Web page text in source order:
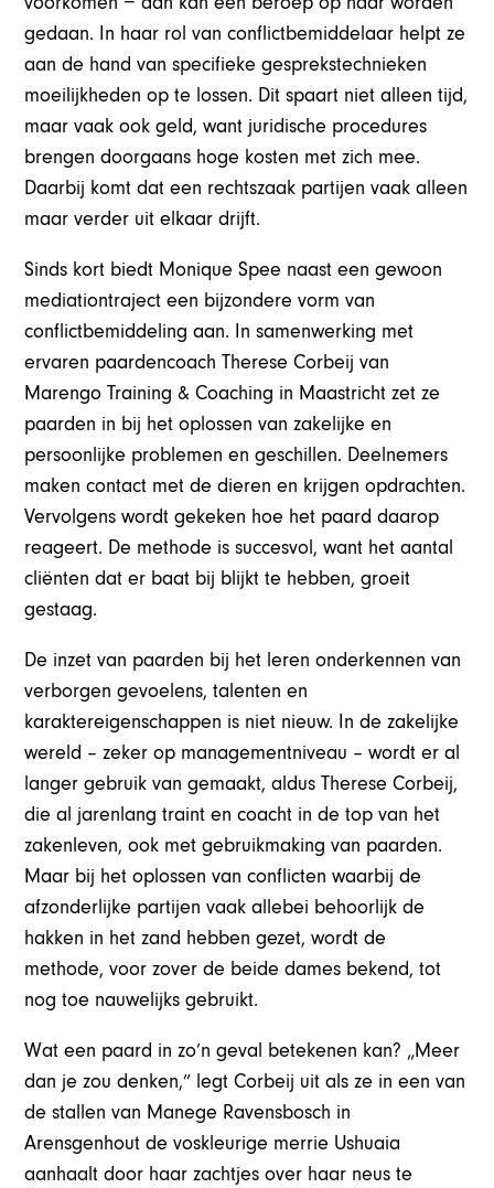
gedaan. In haar rol van conflictbemiddelaar helpt ze
aan de hand van specifieke gesprekstechnieken
moeilijkheden op te lossen. Dit spaart niet alleen tijd,
maar vaak ook geld, want juridische procedures
brengen doorgaans hoge kosten met zich mee.
Daarbij komt dat een rechtszaak partijen vaak alleen
maar verder uit elkaar drijft.
Sinds kort biedt Monique Spee naast een gewoon
mediationtraject een bijzondere vorm van
conflictbemiddeling aan. In samenwerking met
ervaren paardencoach Therese Corbeij van
Marengo Training & Coaching in Maastricht zet ze
paarden in bij het oplossen van zakelijke en
persoonlijke problemen en geschillen. Deelnemers
maken contact met de dieren en krijgen opdrachten.
Vervolgens wordt gekeken hoe het paard daarop
reageert. De methode is succesvol, want het aantal
cliënten dat er baat bij blijkt te hebben, groeit
gestaag.
De inzet van paarden bij het leren onderkennen van
verborgen gevoelens, talenten en
karaktereigenschappen is niet nieuw. In de zakelijke
wereld – zeker op managementniveau – wordt er al
langer gebruik van gemaakt, aldus Therese Corbeij,
die al jarenlang traint en coacht in de top van het
zakenleven, ook met gebruikmaking van paarden.
Maar bij het oplossen van conflicten waarbij de
afzonderlijke partijen vaak allebei behoorlijk de
hakken in het zand hebben gezet, wordt de
methode, voor zover de beide dames bekend, tot
nog toe nauwelijks gebruikt.
Wat een paard in zo’n geval betekenen kan? „Meer
dan je zou denken,” legt Corbeij uit als ze in een van
de stallen van Manege Ravensbosch in
Arensgenhout de voskleurige merrie Ushuaia
aanhaalt door haar zachtjes over haar neus te